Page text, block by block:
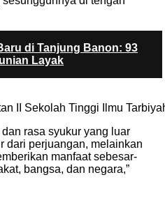
di Tanjung Banon: 93
Layak
II Sekolah Tinggi Ilmu
rasa syukur yang luar
dari perjuangan, melainkan
manfaat sebesar-
bangsa, dan negara,”